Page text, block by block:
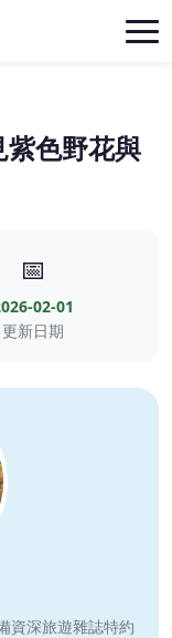
色野花與
📅
02-01
更新日期
資深旅遊雜誌特約